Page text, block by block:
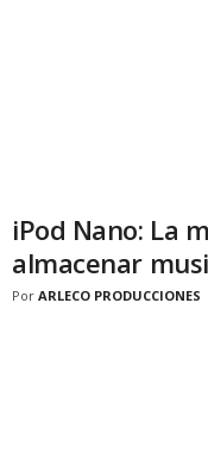
iPod Nano: La
almacenar
Por ARLECO PRODUCCIONES